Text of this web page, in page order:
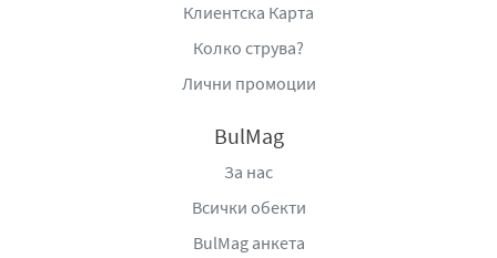
Клиентска Карта
Колко струва?
Лични промоции
BulMag
За нас
Всички обекти
BulMag анкета